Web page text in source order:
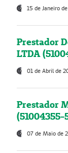
15 de Janeiro
Prestador
LTDA
01 de Abril de
Prestador
(51004355-
07 de Maio de